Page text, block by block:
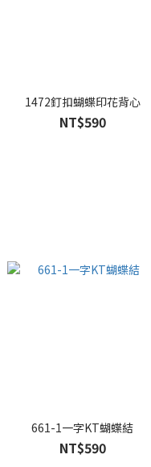
1472釘扣蝴蝶印花背心
NT$590
661-1一字KT蝴蝶結
NT$590